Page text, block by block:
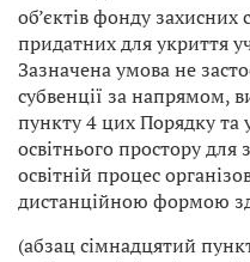
об’єктів фонду захисних
придатних для укриття
Зазначена умова не
субвенції за напрямом,
пункту 4 цих Порядку та
освітнього простору для
освітній процес
дистанційною формою
(абзац сімнадцятий